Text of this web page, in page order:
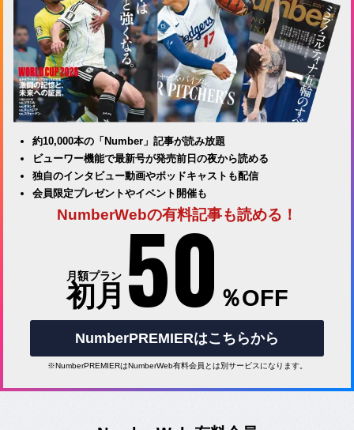
約10,000本の「Number」記事が読み放題
ビューワー機能で最新号が発売前日の夜から読める
独自のインタビュー動画やポッドキャストも配信
会員限定プレゼントやイベント開催も
NumberWebの有料記事も読める！
月額プラン
初月 50 ％OFF
NumberPREMIERはこちらから
※NumberPREMIERはNumberWeb有料会員とは別サービスになります。